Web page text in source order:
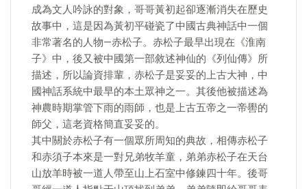
成為文人吟詠的對象，哥哥黃初起卻逐漸消失在歷史
故事中，這是因為黃初平碰瓷了中國古典神話中一個
非常著名的人物—赤松子。赤松子最早出現在《淮南
子》中，後又被中國第一部敘述神仙的《列仙傳》所
描述，所以論資排輩，赤松子是妥妥的上古大神，中
國神話系統中最早的本土眾神之一。其後他被描述為
神農時期掌管下雨的雨師，也是上古五帝之一帝嚳的
師父，這老資格簡直妥妥的。
其中關於赤松子有一個眾所周知的典故，相傳赤松子
和赤須子本來是一對兄弟牧羊童，弟弟赤松子在天台
山放羊時被一道人帶至山上石室中修鍊四十年。後哥